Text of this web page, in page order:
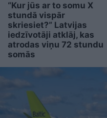
“Kur jūs ar to somu X
stundā vispār
skriesiet?” Latvijas
iedzīvotāji atklāj, kas
atrodas viņu 72 stundu
somās